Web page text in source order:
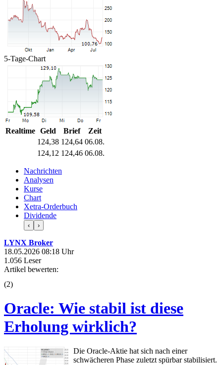
5-Tage-Chart
Realtime Geld Brief
Zeit
124,38 124,64 06.08.
124,12 124,46 06.08.
Nachrichten
Analysen
Kurse
Chart
Xetra-Orderbuch
Dividende
‹ ›
LYNX Broker
18.05.2026 08:18 Uhr
1.056 Leser
Artikel bewerten:
(2)
Oracle: Wie stabil ist diese
Erholung wirklich?
Die Oracle-Aktie hat sich nach einer
schwächeren Phase zuletzt spürbar stabilisiert.